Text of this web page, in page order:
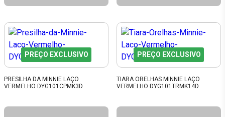
PREÇO EXCLUSIVO
PRESILHA DA MINNIE LAÇO
VERMELHO DYG101CPMK3D
PREÇO EXCLUSIVO
TIARA ORELHAS MINNIE LAÇO
VERMELHO DYG101TRMK14D